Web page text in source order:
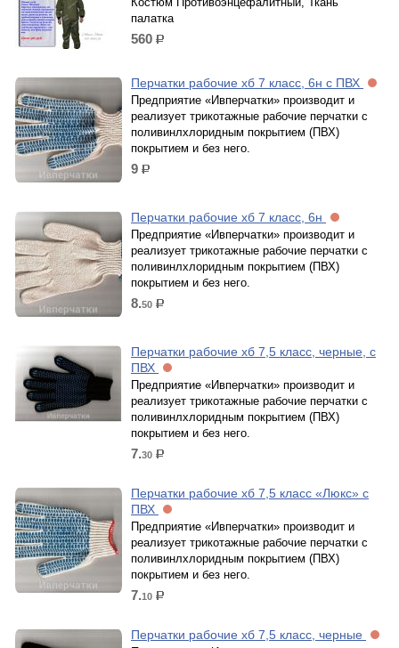
палатка
560 р.
Перчатки рабочие хб 7 класс, 6н с ПВХ
Предприятие «Ивперчатки» производит и
реализует трикотажные рабочие перчатки с
поливинлхлоридным покрытием (ПВХ)
покрытием и без него.
9 р.
Перчатки рабочие хб 7 класс, 6н
Предприятие «Ивперчатки» производит и
реализует трикотажные рабочие перчатки с
поливинлхлоридным покрытием (ПВХ)
покрытием и без него.
8.50 р.
Перчатки рабочие хб 7,5 класс, черные, с
ПВХ
Предприятие «Ивперчатки» производит и
реализует трикотажные рабочие перчатки с
поливинлхлоридным покрытием (ПВХ)
покрытием и без него.
7.30 р.
Перчатки рабочие хб 7,5 класс «Люкс» с
ПВХ
Предприятие «Ивперчатки» производит и
реализует трикотажные рабочие перчатки с
поливинлхлоридным покрытием (ПВХ)
покрытием и без него.
7.10 р.
Перчатки рабочие хб 7,5 класс, черные